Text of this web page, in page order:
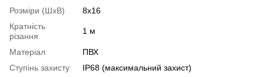
Розміри (ШхВ)
8х16
Кратність
різання
1 м
Матеріал
ПВХ
Ступінь захисту
IP68 (максимальний захист)